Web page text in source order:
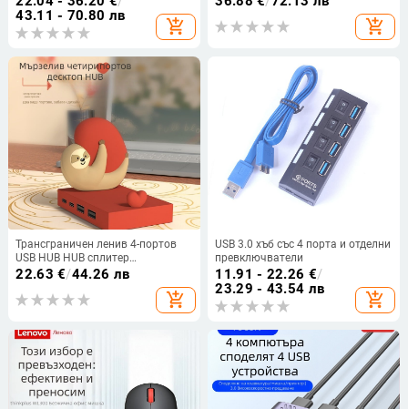
водоустойчива
43.11 - 70.80 лв
add_shopping_cart add_shopping_cart
Трансграничен ленив 4-портов
USB HUB HUB сплитер
персонализиран креативен
настолен компютър сладка
декорация за мобилен телефон
22.63 €/44.26 лв
add_shopping_cart
USB 3.0 хъб със 4 порта и отделни
превключватели
11.91 - 22.26 €/
23.29 - 43.54 лв
add_shopping_cart